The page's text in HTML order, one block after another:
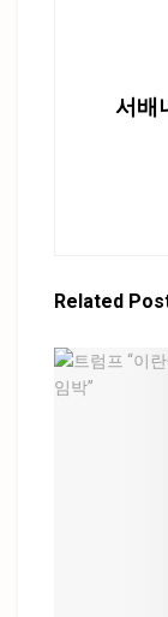
서배
Related